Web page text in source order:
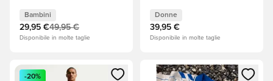
Bambini
29,95 €49,95 €
Disponibile in molte taglie
navy)/Bianco/Pinksicle
(Rosa) Donna
Donne
39,95 €
Disponibile in molte taglie
Apre una finestra modale per accedere o registrarsi come
-20%
Apre una finestra modale